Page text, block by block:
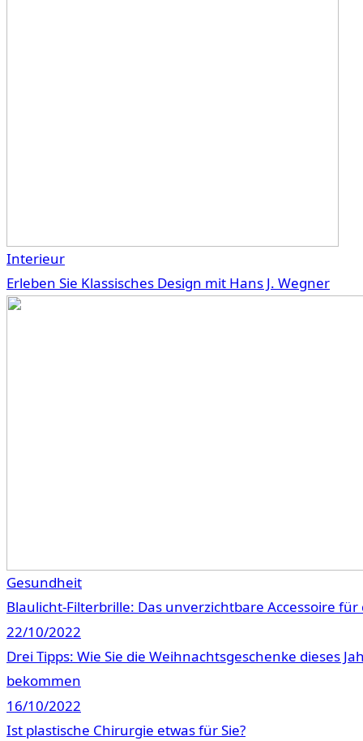
Interieur
Erleben Sie Klassisches Design mit Hans J. Wegner
Gesundheit
Blaulicht-Filterbrille: Das unverzichtbare Accessoire
22/10/2022
Drei Tipps: Wie Sie die Weihnachtsgeschenke dieses
bekommen
16/10/2022
Ist plastische Chirurgie etwas für Sie?